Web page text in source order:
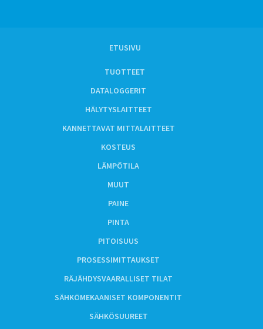
ETUSIVU
TUOTTEET
DATALOGGERIT
HÄLYTYSLAITTEET
KANNETTAVAT MITTALAITTEET
KOSTEUS
LÄMPÖTILA
MUUT
PAINE
PINTA
PITOISUUS
PROSESSIMITTAUKSET
RÄJÄHDYSVAARALLISET TILAT
SÄHKÖMEKAANISET KOMPONENTIT
SÄHKÖSUUREET